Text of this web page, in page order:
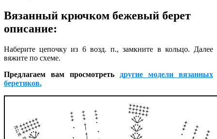
Вязанный крючком бежевый берет
описание:
Наберите цепочку из 6 возд. п., замкните в кольцо. Далее
вяжите по схеме.
Предлагаем вам просмотреть другие модели вязанных
беретиков.